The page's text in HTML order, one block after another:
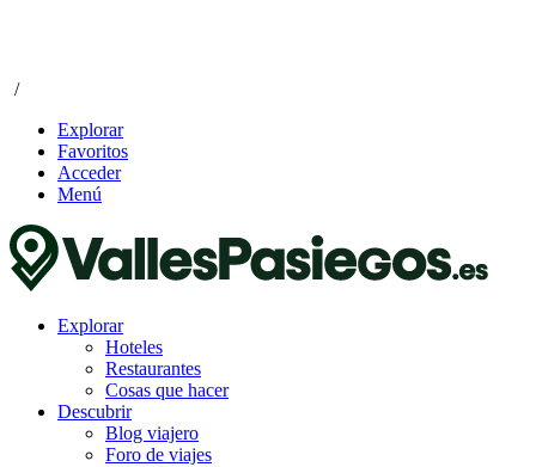
/
Explorar
Favoritos
Acceder
Menú
Explorar
Hoteles
Restaurantes
Cosas que hacer
Descubrir
Blog viajero
Foro de viajes